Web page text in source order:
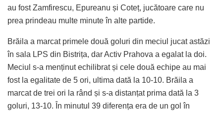
au fost Zamfirescu, Epureanu și Coteț, jucătoare care nu
prea prindeau multe minute în alte partide.
Brăila a marcat primele două goluri din meciul jucat astăzi
în sala LPS din Bistrița, dar Activ Prahova a egalat la doi.
Meciul s-a menținut echilibrat și cele două echipe au mai
fost la egalitate de 5 ori, ultima dată la 10-10. Brăila a
marcat de trei ori la rând și s-a distanțat prima dată la 3
goluri, 13-10. În minutul 39 diferența era de un gol în